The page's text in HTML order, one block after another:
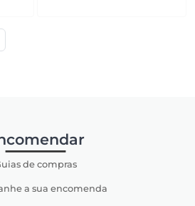
de compras
a sua encomenda